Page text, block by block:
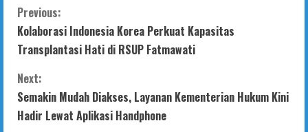
C
o
n
t
Previous:
Kolaborasi Indonesia Korea Perkuat Kapasitas
Transplantasi Hati di RSUP Fatmawati
Next:
Semakin Mudah Diakses, Layanan Kementerian Hukum Kini
Hadir Lewat Aplikasi Handphone